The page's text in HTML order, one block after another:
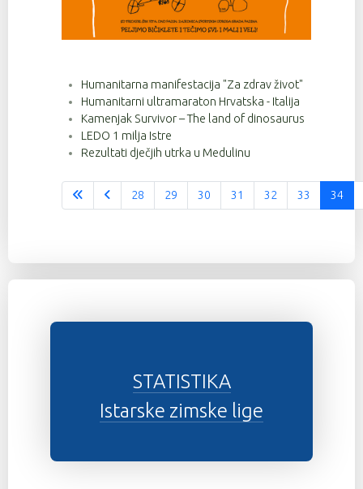
Humanitarna manifestacija "Za zdrav život"
Humanitarni ultramaraton Hrvatska - Italija
Kamenjak Survivor – The land of dinosaurus
LEDO 1 milja Istre
Rezultati dječjih utrka u Medulinu
Stranica 34 od 37
28 29 30 31 32 33 34
STATISTIKA
Istarske zimske lige